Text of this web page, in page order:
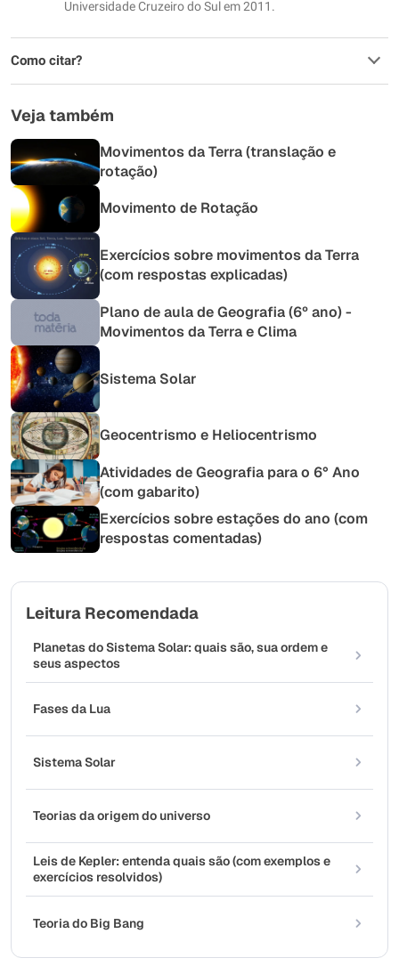
Universidade Cruzeiro do Sul em 2011.
Como citar?
Veja também
Movimentos da Terra (translação e
rotação)
Movimento de Rotação
Exercícios sobre movimentos da Terra
(com respostas explicadas)
Plano de aula de Geografia (6º ano) -
Movimentos da Terra e Clima
Sistema Solar
Geocentrismo e Heliocentrismo
Atividades de Geografia para o 6° Ano
(com gabarito)
Exercícios sobre estações do ano (com
respostas comentadas)
Leitura Recomendada
Planetas do Sistema Solar: quais são, sua ordem e
seus aspectos
Fases da Lua
Sistema Solar
Teorias da origem do universo
Leis de Kepler: entenda quais são (com exemplos e
exercícios resolvidos)
Teoria do Big Bang